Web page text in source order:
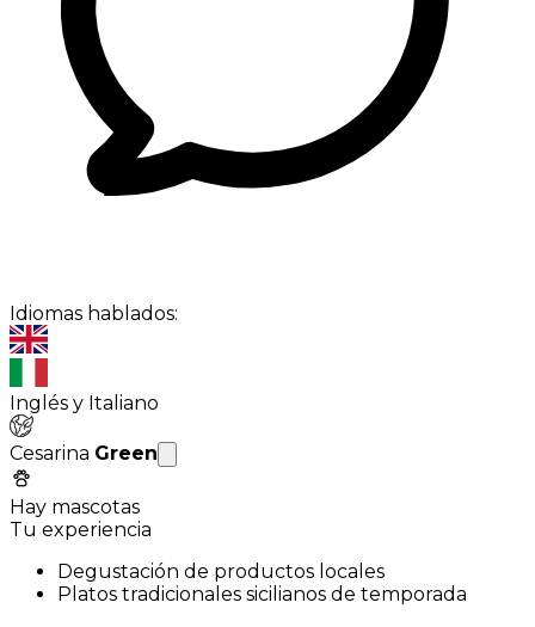
Idiomas hablados:
Inglés y Italiano
Cesarina Green
Hay mascotas
Tu experiencia
Degustación de productos locales
Platos tradicionales sicilianos de temporada